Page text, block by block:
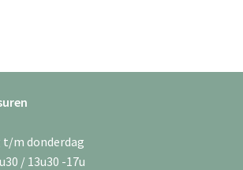
worden
t/m donderdag
/ 13u30 -17u